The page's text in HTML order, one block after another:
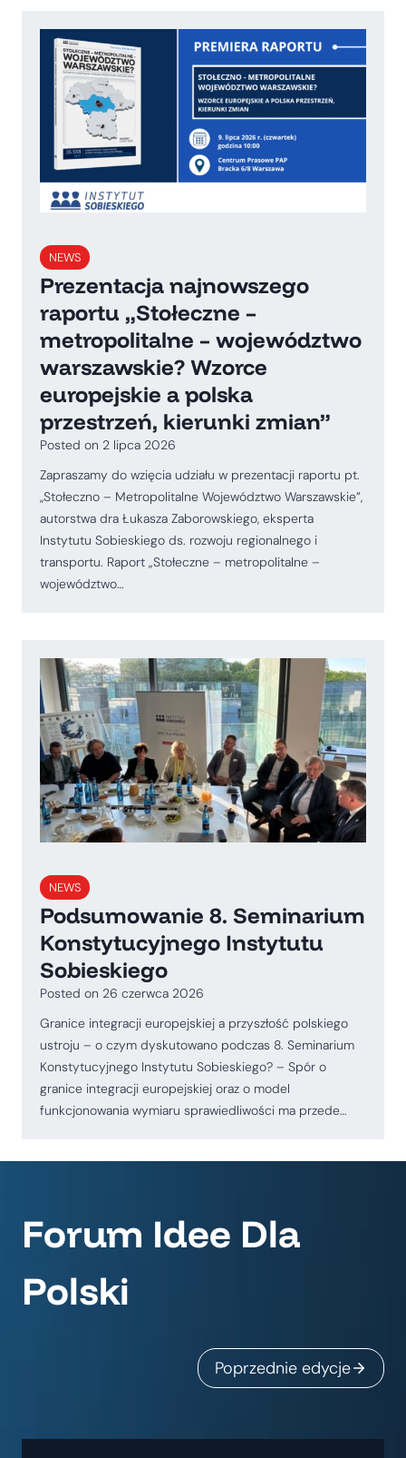
NEWS
Prezentacja najnowszego
raportu „Stołeczne –
metropolitalne – województwo
warszawskie? Wzorce
europejskie a polska
przestrzeń, kierunki zmian”
Posted on 2 lipca 2026
Zapraszamy do wzięcia udziału w prezentacji raportu pt.
,,Stołeczno – Metropolitalne Województwo Warszawskie”,
autorstwa dra Łukasza Zaborowskiego, eksperta
Instytutu Sobieskiego ds. rozwoju regionalnego i
transportu. Raport „Stołeczne – metropolitalne –
województwo…
NEWS
Podsumowanie 8. Seminarium
Konstytucyjnego Instytutu
Sobieskiego
Posted on 26 czerwca 2026
Granice integracji europejskiej a przyszłość polskiego
ustroju – o czym dyskutowano podczas 8. Seminarium
Konstytucyjnego Instytutu Sobieskiego? – Spór o
granice integracji europejskiej oraz o model
funkcjonowania wymiaru sprawiedliwości ma przede…
Forum Idee Dla
Polski
Poprzednie edycje